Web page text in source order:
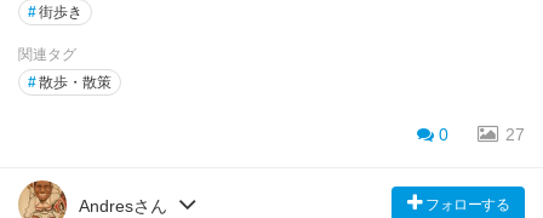
#街歩き
関連タグ
#散歩・散策
0 27
Andresさん フォローする